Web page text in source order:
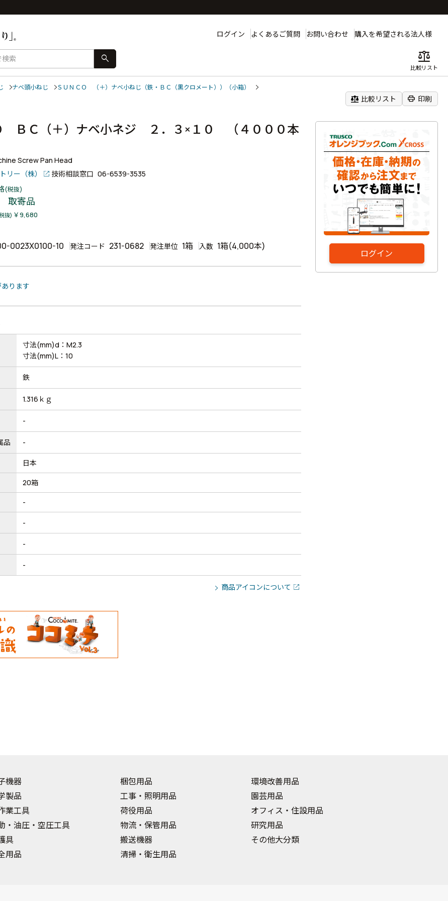
ログイン よくあるご質問 お問い合わせ 購入を希望される法人様
search balance
比較リスト
ナベ頭小ねじ
ＳＵＮＣＯ （＋）ナベ小ねじ（鉄・ＢＣ（黒クロメート））（小箱）
balance 比較リスト print 印刷
ログイン
ＢＣ（＋）ナベ小ネジ ２．３×１０ （４０００本
Screw Pan Head
リー（株）
技術相談窓口 06-6539-3535
(税抜)
取寄品
抜) ￥9,680
0023X0100-10 発注コード 231-0682 発注単位 1箱 入数 1箱(4,000本)
ります
寸法(mm)d：M2.3
寸法(mm)L：10
鉄
1.316ｋｇ
-
品 -
日本
20箱
-
-
-
-
商品アイコンについて
機器
製品
業工具
・油圧・空圧工具
具
用品
梱包用品
工事・照明用品
荷役用品
物流・保管用品
搬送機器
清掃・衛生用品
環境改善用品
園芸用品
オフィス・住設用品
研究用品
その他大分類